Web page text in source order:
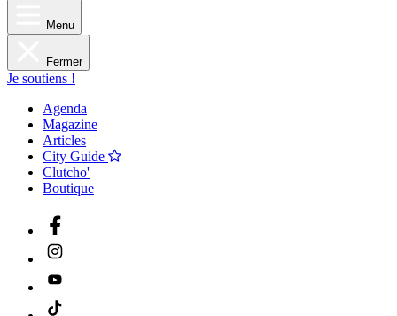
Menu
Fermer
Je soutiens !
Agenda
Magazine
Articles
City Guide
Clutcho'
Boutique